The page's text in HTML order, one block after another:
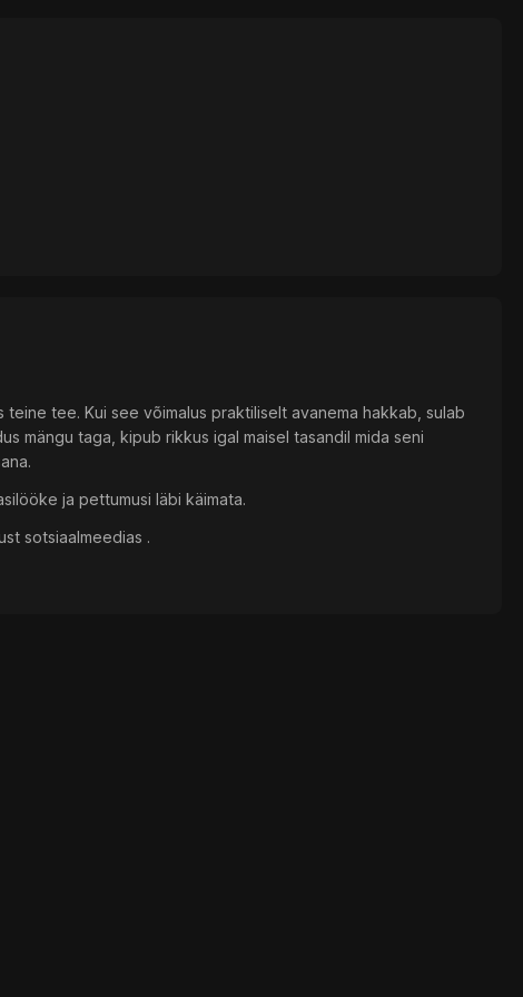
tee. Kui see võimalus praktiliselt avanema hakkab, sulab
mängu taga, kipub rikkus igal maisel tasandil mida seni
ja pettumusi läbi käimata.
sotsiaalmeedias .